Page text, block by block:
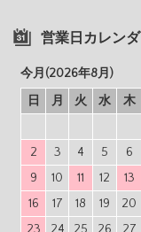
営業日カレン
今月(2026年8月)
日
月 火 水 木
2
3 4 5 6
9
10 11 12 13
16
17 18 19 20